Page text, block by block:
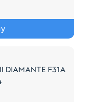
F31A
F31A Зад